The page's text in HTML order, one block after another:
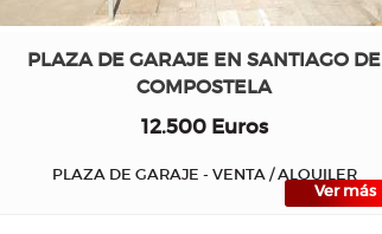
PLAZA DE GARAJE EN SANTIAGO DE
COMPOSTELA
12.500 Euros
PLAZA DE GARAJE - VENTA / ALQUILER
Ver más